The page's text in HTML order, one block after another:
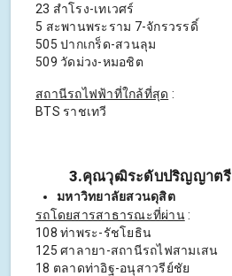
23 สำโรง-เทเวศร์
5 สะพานพระราม 7-จักรวรรดิ์
505 ปากเกร็ด-สวนลุม
509 วัดม่วง-หมอชิต
สถานีรถไฟฟ้าที่ใกล้ที่สุด :
BTS ราชเทวี
3.คุณวุฒิระดับปริญญาตรี
มหาวิทยาลัยสวนดุสิต
รถโดยสารสาธารณะที่ผ่าน:
108 ท่าพระ-รัชโยธิน
125 ศาลายา-สถานีรถไฟสามเสน
18 ตลาดท่าอิฐ-อนุสาวรีย์ชัย